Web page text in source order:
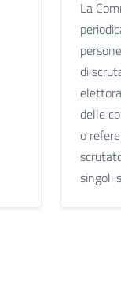
La
di
delle
o
singoli